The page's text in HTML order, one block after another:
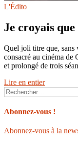
L'Édito
Je croyais
Quel joli titre que, sans
consacré au cinéma de
et prolongé de trois
Lire en entier
Rechercher :
Abonnez-vous !
Abonnez-vous à la